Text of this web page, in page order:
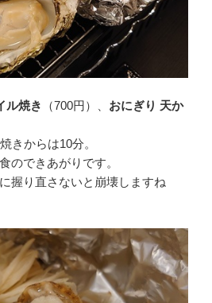
ル焼き （700円）、 おにぎり 天か
きからは10分。
のできあがりです。
握り直さないと崩壊しますね